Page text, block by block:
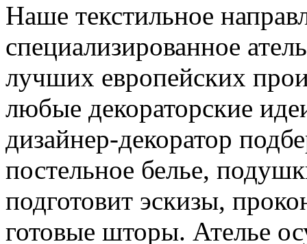
Наше текстильное
специализированное
лучших европейских
любые декораторские
дизайнер-декоратор
постельное белье,
подготовит эскизы,
готовые шторы. Ателье